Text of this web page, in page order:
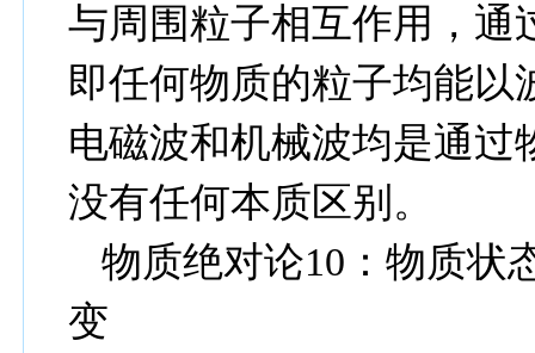
与周围粒子相互作用，通
即任何物质的粒子均能以
电磁波和机械波均是通过
没有任何本质区别。
物质绝对论10 ：物质状
变